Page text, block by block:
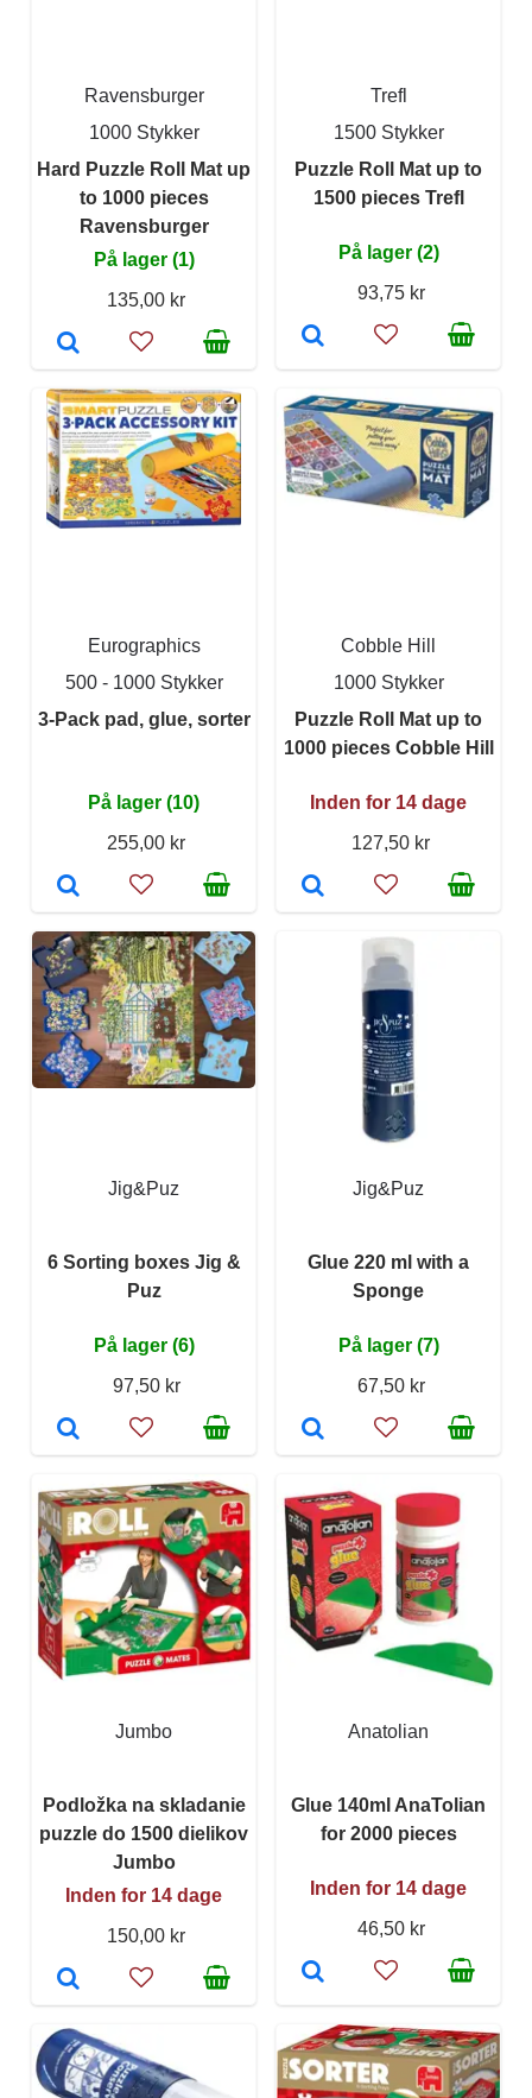
Ravensburger
1000 Stykker
Hard Puzzle Roll Mat up
to 1000 pieces
Ravensburger
På lager (1)
135,00 kr
Trefl
1500 Stykker
Puzzle Roll Mat up to
1500 pieces Trefl
På lager (2)
93,75 kr
Eurographics
500 - 1000 Stykker
3-Pack pad, glue, sorter
På lager (10)
255,00 kr
Cobble Hill
1000 Stykker
Puzzle Roll Mat up to
1000 pieces Cobble Hill
Inden for 14 dage
127,50 kr
Jig&Puz
6 Sorting boxes Jig &
Puz
På lager (6)
97,50 kr
Jig&Puz
Glue 220 ml with a
Sponge
På lager (7)
67,50 kr
Jumbo
Podložka na skladanie
puzzle do 1500 dielikov
Jumbo
Inden for 14 dage
150,00 kr
Anatolian
Glue 140ml AnaTolian
for 2000 pieces
Inden for 14 dage
46,50 kr